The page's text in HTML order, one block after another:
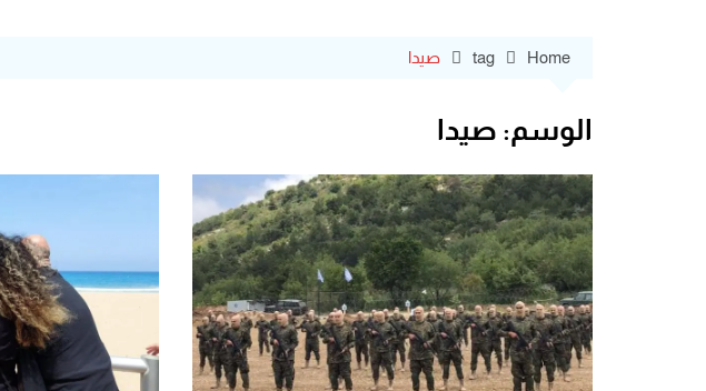
Home
tag صيدا
الوسم: صيدا